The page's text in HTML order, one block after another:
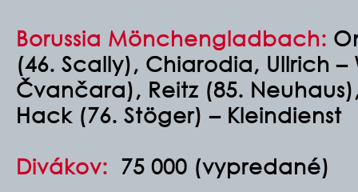
Borussia Mönchengladbach:
(46. Scally), Chiarodia, Ullrich
Čvančara), Reitz (85.
Hack (76. Stöger) – Kleindienst
Divákov: 75 000 (vypredané)